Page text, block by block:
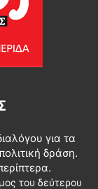
για τα
δράση.
του δεύτερου